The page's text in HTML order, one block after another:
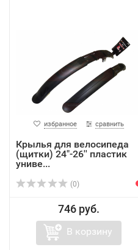
избранное сравнить
Крылья для велосипеда
(щитки) 24"-26'' пластик
униве...
(0)
746 руб.
В корзину